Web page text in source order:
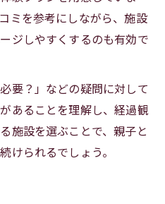
ミを参考にしながら、施設
ジしやすくするのも有効で
要？」などの疑問に対して
あることを理解し、経過観
施設を選ぶことで、親子と
けられるでしょう。